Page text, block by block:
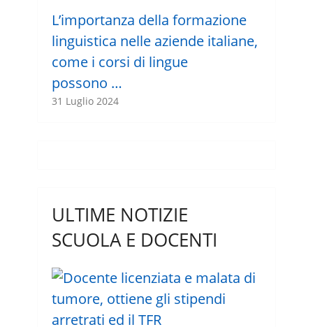
L’importanza della formazione
linguistica nelle aziende italiane,
come i corsi di lingue
possono …
31 Luglio 2024
ULTIME NOTIZIE
SCUOLA E DOCENTI